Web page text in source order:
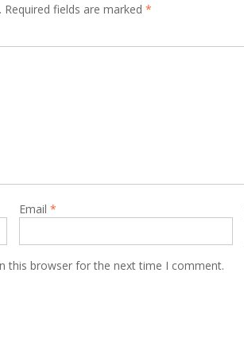
Required fields are marked *
Email *
this browser for the next time I comment.